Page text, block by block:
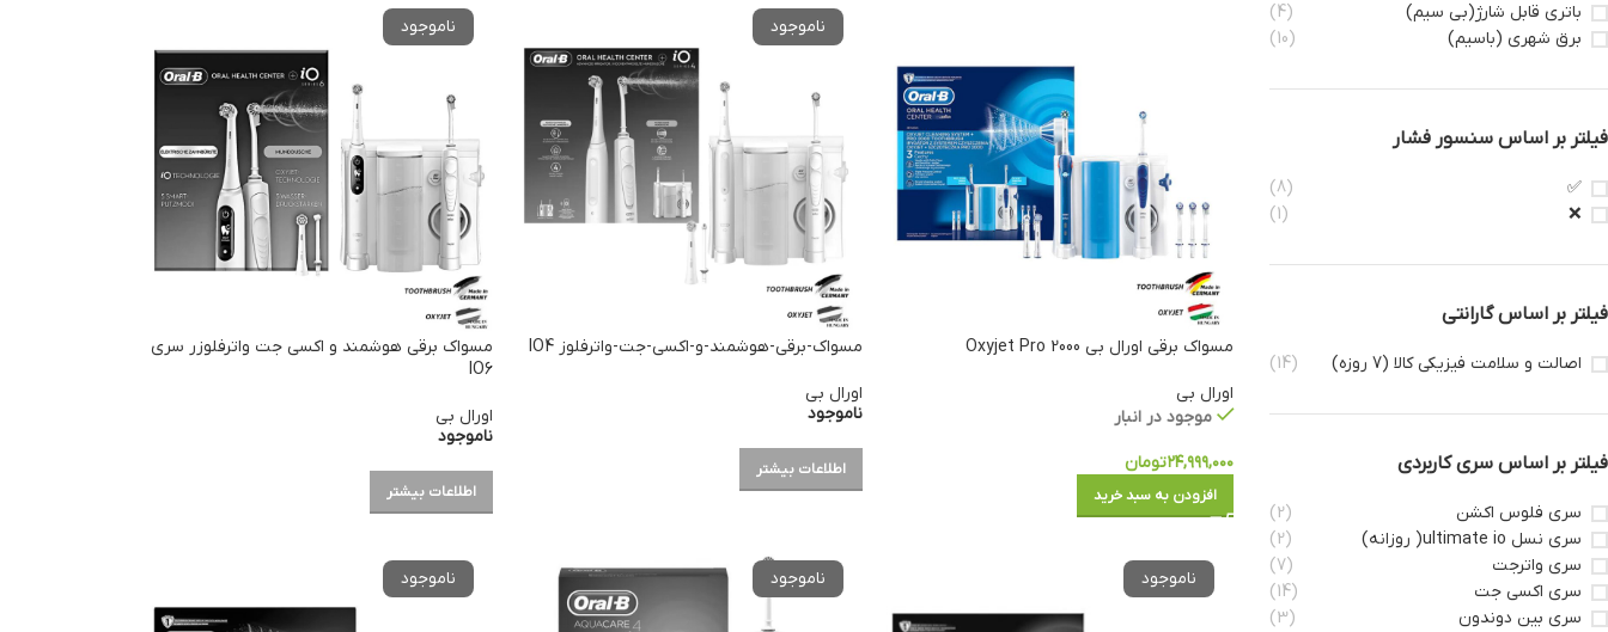
باتری قابل شارژ(بی سیم)
(4)
برق شهری (باسیم)
(10)
فیلتر بر اساس سنسور فشار
✅
(8)
❌
(1)
فیلتر بر اساس گارانتی
اصالت و سلامت فیزیکی کالا (7 روزه) (14)
فیلتر بر اساس سری کاربردی
سری فلوس اکشن
(2)
سری نسل ultimate io( روزانه)
(2)
سری واترجت
(7)
سری اکسی جت
(14)
سری بین دوندون
(3)
مسواک برقی اورال بی Oxyjet Pro 2000
اورال بی
موجود در انبار
۲۴,۹۹۹,۰۰۰تومان
افزودن به سبد خرید
مسواک-برقی-هوشمند-و-اکسی-جت-واترفلوز IO4
اورال بی
ناموجود
اطلاعات بیشتر
مسواک برقی هوشمند و اکسی جت واترفلوزر سری
IO6
اورال بی
ناموجود
اطلاعات بیشتر